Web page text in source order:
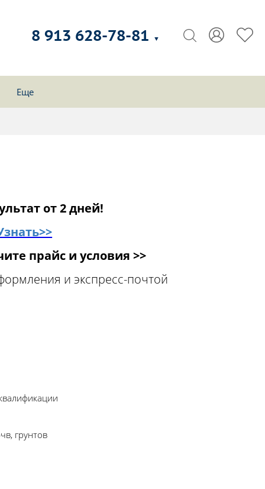
8 913 628-78-81 ▼
Еще
от 2 дней!
прайс и условия >>
и экспресс-почтой
грунтов